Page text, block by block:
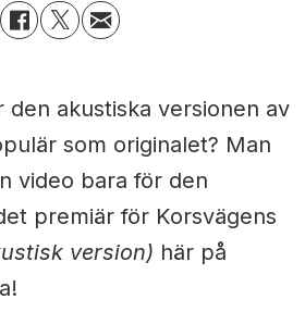
den akustiska versionen av
som originalet? Man
video bara för den
premiär för Korsvägens
version) här på